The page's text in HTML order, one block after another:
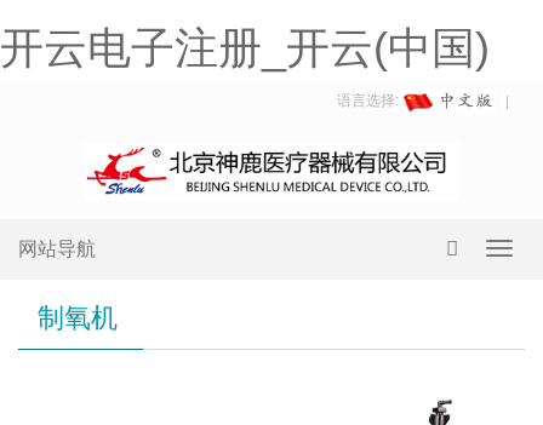
开云电子注册_开云(中国)
语言选择:
网站导航
制氧机